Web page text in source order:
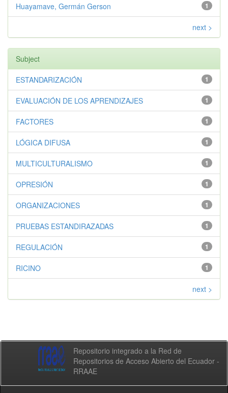
1
Huayamave, Germán Gerson
next >
Subject
1
ESTANDARIZACIÓN
1
EVALUACIÓN DE LOS APRENDIZAJES
1
FACTORES
1
LÓGICA DIFUSA
1
MULTICULTURALISMO
1
OPRESIÓN
1
ORGANIZACIONES
1
PRUEBAS ESTANDIRAZADAS
1
REGULACIÓN
1
RICINO
next >
Repositorio integrado a la Red de
Repositorios de Acceso Abierto del Ecuador -
RRAAE